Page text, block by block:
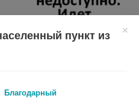
ОЧИЩАЮЩ. ГАМАМЕЛИС №6
пункт из
Благодарный